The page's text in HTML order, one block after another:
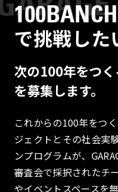
100BANCH
で挑戦した
次の100年をつ
を募集します。
これからの100年をつ
ジェクトとその社会実
ンプログラムが、
審査会で採択されたチ
やイベントスペースを